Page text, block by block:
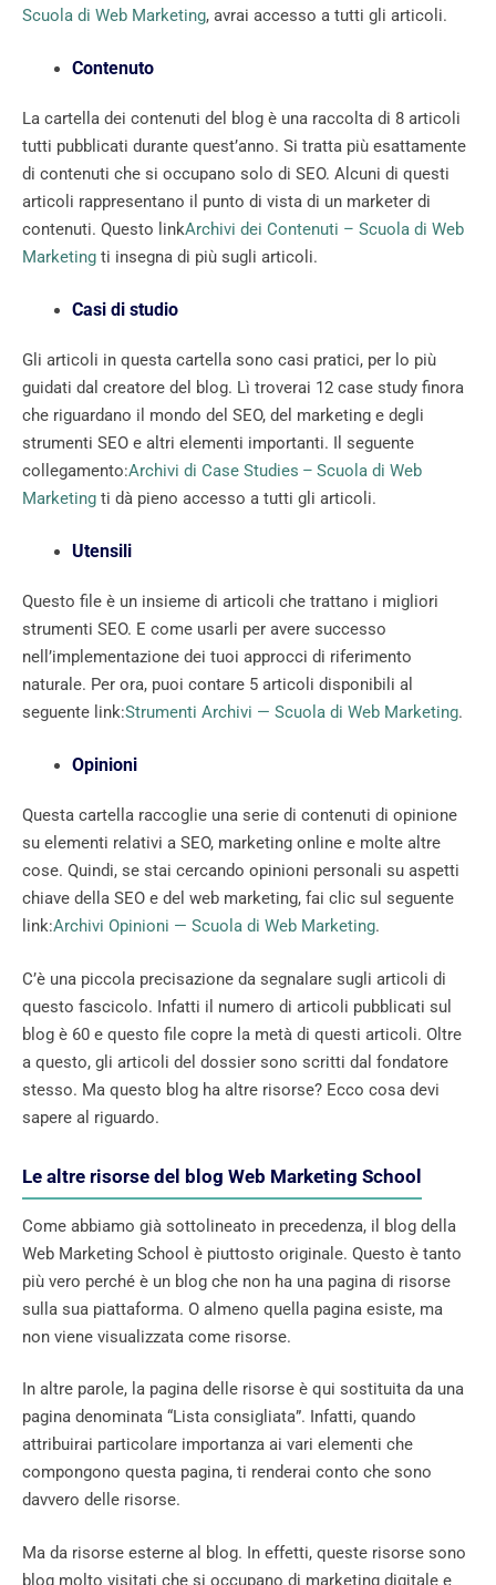
Scuola di Web Marketing, avrai accesso a tutti gli articoli.
Contenuto
La cartella dei contenuti del blog è una raccolta di 8 articoli
tutti pubblicati durante quest’anno. Si tratta più esattamente
di contenuti che si occupano solo di SEO. Alcuni di questi
articoli rappresentano il punto di vista di un marketer di
contenuti. Questo linkArchivi dei Contenuti – Scuola di Web
Marketing ti insegna di più sugli articoli.
Casi di studio
Gli articoli in questa cartella sono casi pratici, per lo più
guidati dal creatore del blog. Lì troverai 12 case study finora
che riguardano il mondo del SEO, del marketing e degli
strumenti SEO e altri elementi importanti. Il seguente
collegamento:Archivi di Case Studies – Scuola di Web
Marketing ti dà pieno accesso a tutti gli articoli.
Utensili
Questo file è un insieme di articoli che trattano i migliori
strumenti SEO. E come usarli per avere successo
nell’implementazione dei tuoi approcci di riferimento
naturale. Per ora, puoi contare 5 articoli disponibili al
seguente link:Strumenti Archivi — Scuola di Web Marketing.
Opinioni
Questa cartella raccoglie una serie di contenuti di opinione
su elementi relativi a SEO, marketing online e molte altre
cose. Quindi, se stai cercando opinioni personali su aspetti
chiave della SEO e del web marketing, fai clic sul seguente
link:Archivi Opinioni — Scuola di Web Marketing.
C’è una piccola precisazione da segnalare sugli articoli di
questo fascicolo. Infatti il ​​numero di articoli pubblicati sul
blog è 60 e questo file copre la metà di questi articoli. Oltre
a questo, gli articoli del dossier sono scritti dal fondatore
stesso. Ma questo blog ha altre risorse? Ecco cosa devi
sapere al riguardo.
Le altre risorse del blog Web Marketing School
Come abbiamo già sottolineato in precedenza, il blog della
Web Marketing School è piuttosto originale. Questo è tanto
più vero perché è un blog che non ha una pagina di risorse
sulla sua piattaforma. O almeno quella pagina esiste, ma
non viene visualizzata come risorse.
In altre parole, la pagina delle risorse è qui sostituita da una
pagina denominata “Lista consigliata”. Infatti, quando
attribuirai particolare importanza ai vari elementi che
compongono questa pagina, ti renderai conto che sono
davvero delle risorse.
Ma da risorse esterne al blog. In effetti, queste risorse sono
blog molto visitati che si occupano di marketing digitale e